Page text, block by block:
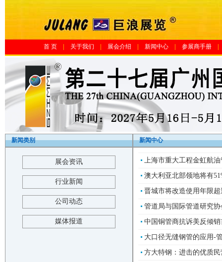
首 页 关于我们 展会介绍 新闻中心 参展商手册|
新闻类别
展会资讯
行业新闻
公司动态
媒体报道
新闻中心
上海市重大工程金虹航
澳大利亚北部领地将有
晋城市将改造使用年限
管道局与国际管道研究
中国铜管商抗诉美反倾
大口径无缝钢管的应用-
方大特钢：进击的优质